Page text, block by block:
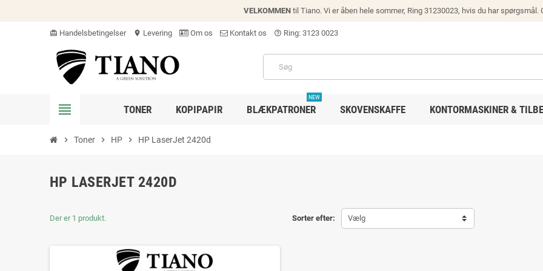
VELKOMMEN til Tiano. Vi er åben hele sommer, Ring 31230023, hvis du har spørgsmål.
card_giftcard Handelsbetingelser location_on Levering Om os Kontakt os help_outline Ring: 3123 0023
view_headline TONER KOPIPAPIR BLÆKPATRONER
NEW
SKOVENSKAFFE KONTORMASKINER &
chevron_right Toner chevron_right HP chevron_right HP LaserJet 2420d
HP LASERJET 2420D
Sorter efter: Vælg
Der er 1 produkt.